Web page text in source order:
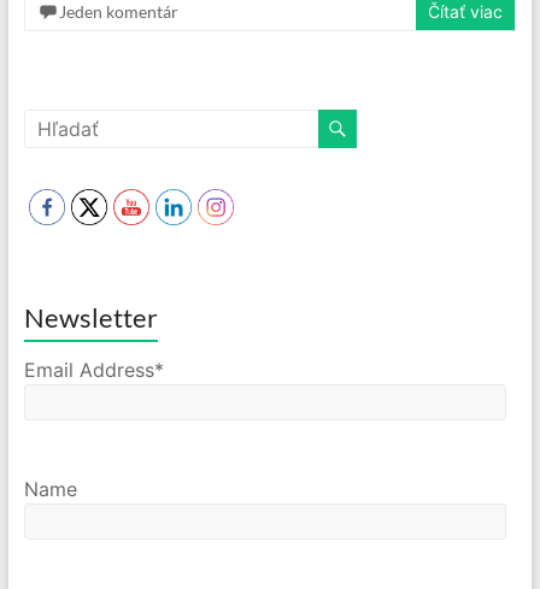
Jeden komentár
Čítať viac
Newsletter
Email Address*
Name